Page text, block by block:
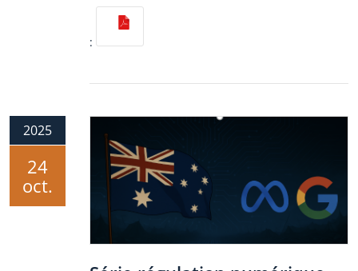
:
2025
24
oct.